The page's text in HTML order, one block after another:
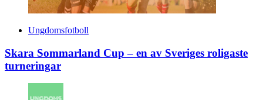
Ungdomsfotboll
Skara Sommarland Cup – en av Sveriges roligaste
turneringar